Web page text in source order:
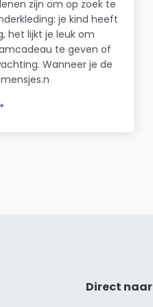
zijn om op zoek te
je kind heeft
het lijkt je leuk om
te geven of
Wanneer je de
Direct naar